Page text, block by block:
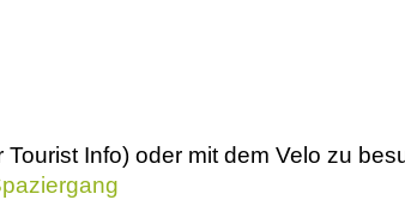
Info) oder mit dem Velo zu